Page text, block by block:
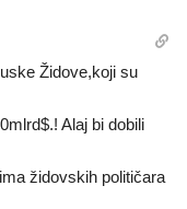
Židove,koji su
Alaj bi dobili
židovskih političara